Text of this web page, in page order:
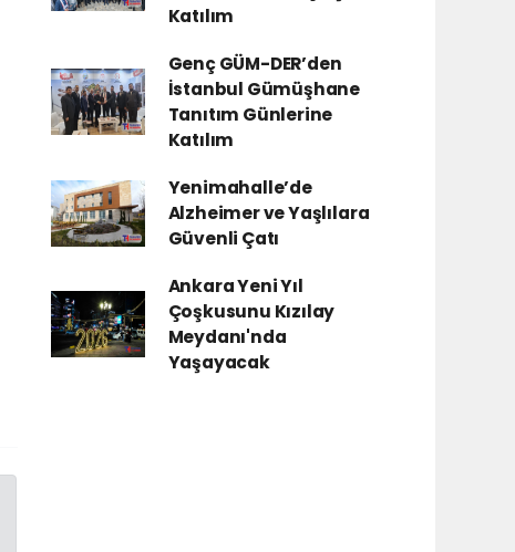
Katılım
Genç GÜM-DER’den
İstanbul Gümüşhane
Tanıtım Günlerine
Katılım
Yenimahalle’de
Alzheimer ve Yaşlılara
Güvenli Çatı
Ankara Yeni Yıl
Çoşkusunu Kızılay
Meydanı'nda
Yaşayacak